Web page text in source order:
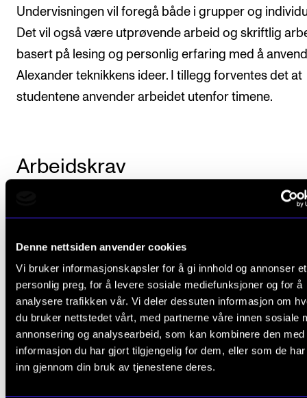
Denne nettsiden anvender cookies
Vi bruker informasjonskapsler for å gi innhold og annonser et
personlig preg, for å levere sosiale mediefunksjoner og for å
analysere trafikken vår. Vi deler dessuten informasjon om
du bruker nettstedet vårt, med partnerne våre innen sosiale
annonsering og analysearbeid, som kan kombinere den med
informasjon du har gjort tilgjengelig for dem, eller som de
inn gjennom din bruk av tjenestene deres.
Undervisningen vil foregå både i grupper og
Det vil også være utprøvende arbeid og skriftlig
basert på lesing og personlig erfaring med å
Alexander teknikkens ideer. I tillegg forventes det at
studentene anvender arbeidet utenfor timene.
Arbeidskrav
Det er obligatorisk aktiv deltakelse i de
studenten ikke består emnet
Studenten skal levere et refleksjonsnotater på
2000 ord innen 15. april